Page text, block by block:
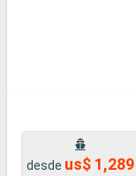
desde us$ 1,289